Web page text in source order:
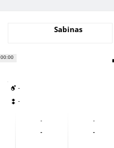
00:00
Sabinas
-
-
-
-
-
-